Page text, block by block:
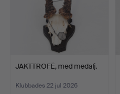
JAKTTROFË, med medalj.
Klubbades 22 jul 2026